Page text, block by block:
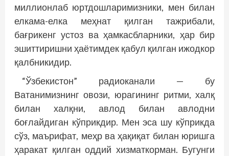
миллионлаб юртдошларимизники, мен билан
елкама-елка меҳнат қилган тажрибали,
бағрикенг устоз ва ҳамкасбларники, ҳар бир
эшиттиришни ҳаётимдек қабул қилган ижодкор
қалбникидир.
“Ўзбекистон” радиоканали — бу
Ватанимизнинг овози, юрагининг ритми, халқ
билан халқни, авлод билан авлодни
боғлайдиган кўприкдир. Мен эса шу кўприкда
сўз, маърифат, меҳр ва ҳақиқат билан юришга
ҳаракат қилган оддий хизматкорман. Бугунги